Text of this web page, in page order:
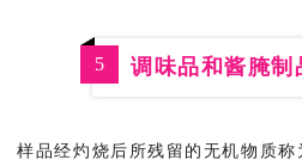
5 调味品和酱腌制
样品经灼烧后所残留的无机物质